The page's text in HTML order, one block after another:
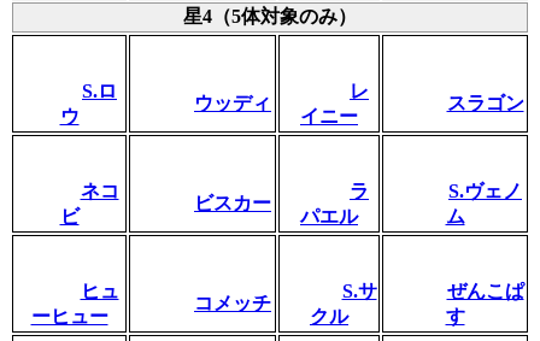
星4（5体対象のみ）
S.ロ
ウ
ウッディ
レ
イニー
スラゴン
ネコ
ビ
ビスカー
ラ
パエル
S.ヴェノ
ム
ヒュ
ーヒュー
コメッチ
S.サ
クル
ぜんこぱ
す